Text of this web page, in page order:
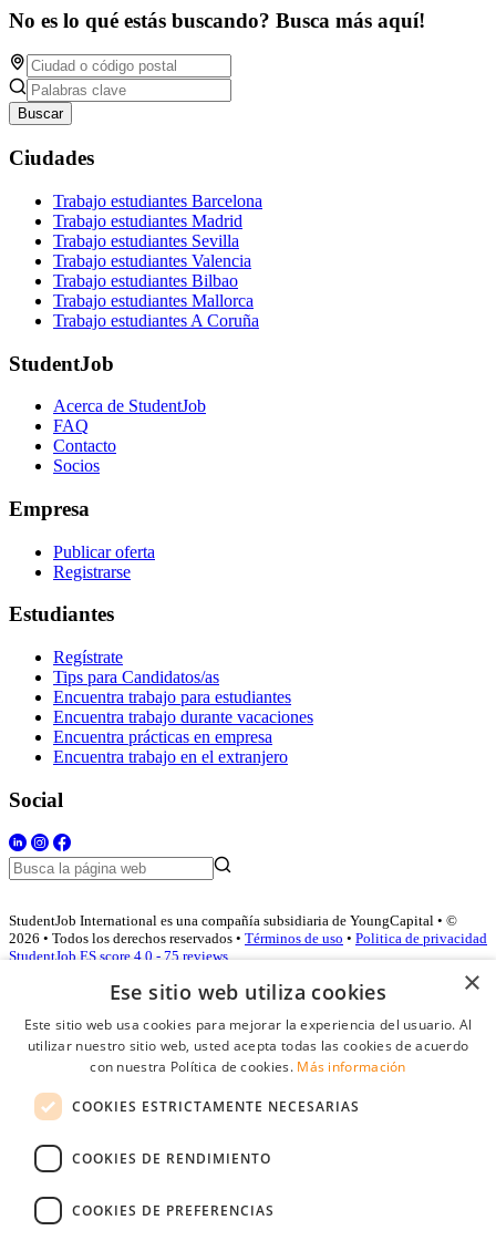
No es lo qué estás buscando? Busca más aquí!
Buscar
Ciudades
Trabajo estudiantes Barcelona
Trabajo estudiantes Madrid
Trabajo estudiantes Sevilla
Trabajo estudiantes Valencia
Trabajo estudiantes Bilbao
Trabajo estudiantes Mallorca
Trabajo estudiantes A Coruña
StudentJob
Acerca de StudentJob
FAQ
Contacto
Socios
Empresa
Publicar oferta
Registrarse
Estudiantes
Regístrate
Tips para Candidatos/as
Encuentra trabajo para estudiantes
Encuentra trabajo durante vacaciones
Encuentra prácticas en empresa
Encuentra trabajo en el extranjero
Social
StudentJob International es una compañía subsidiaria de YoungCapital • ©
2026 • Todos los derechos reservados • Términos de uso • Politica de privacidad
StudentJob ES score 4.0 - 75 reviews
Acceso empresas
Contraseña
Recordarme
Conectarse
×
Ese sitio web utiliza cookies
Este sitio web usa cookies para mejorar la experiencia del usuario. Al
utilizar nuestro sitio web, usted acepta todas las cookies de acuerdo
con nuestra Política de cookies. Más información
COOKIES ESTRICTAMENTE NECESARIAS
COOKIES DE RENDIMIENTO
COOKIES DE PREFERENCIAS